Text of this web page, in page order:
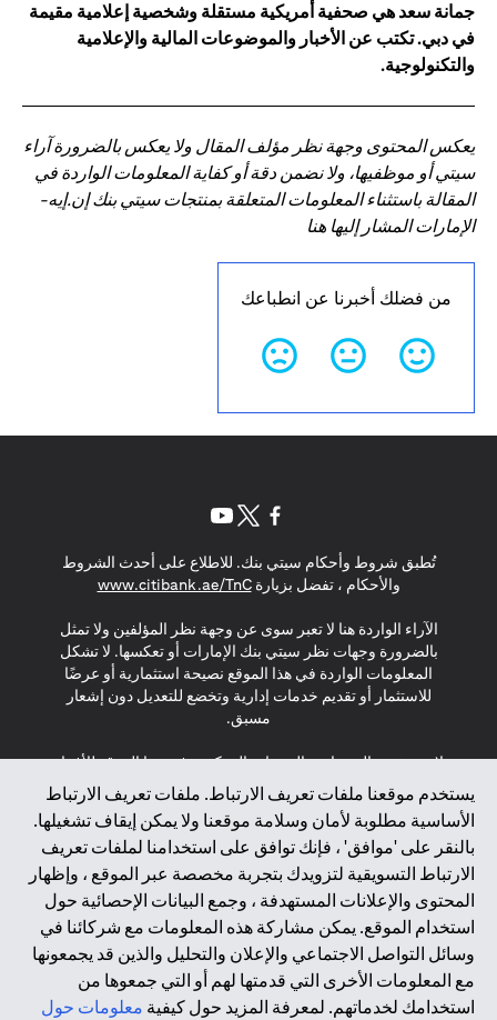
جمانة سعد هي صحفية أمريكية مستقلة وشخصية إعلامية مقيمة
في دبي. تكتب عن الأخبار والموضوعات المالية والإعلامية
والتكنولوجية.
يعكس المحتوى وجهة نظر مؤلف المقال ولا يعكس بالضرورة آراء
سيتي أو موظفيها، ولا نضمن دقة أو كفاية المعلومات الواردة في
المقالة باستثناء المعلومات المتعلقة بمنتجات سيتي بنك إن.إيه-
الإمارات المشار إليها هنا
من فضلك أخبرنا عن انطباعك
يستخدم موقعنا ملفات تعريف الارتباط. ملفات تعريف الارتباط
الأساسية مطلوبة لأمان وسلامة موقعنا ولا يمكن إيقاف تشغيلها.
بالنقر على 'موافق' ، فإنك توافق على استخدامنا لملفات تعريف
الارتباط التسويقية لتزويدك بتجربة مخصصة عبر الموقع ، وإظهار
المحتوى والإعلانات المستهدفة ، وجمع البيانات الإحصائية حول
استخدام الموقع. يمكن مشاركة هذه المعلومات مع شركائنا في
وسائل التواصل الاجتماعي والإعلان والتحليل والذين قد يجمعونها
مع المعلومات الأخرى التي قدمتها لهم أو التي جمعوها من
استخدامك لخدماتهم. لمعرفة المزيد حول كيفية معلومات حول
تُطبق شروط وأحكام سيتي بنك. للاطلاع على أحدث الشروط
والأحكام ، تفضل بزيارةwww.citibank.ae/TnC
(opens in a new tab)
الآراء الواردة هنا لا تعبر سوى عن وجهة نظر المؤلفين ولا تمثل
بالضرورة وجهات نظر سيتي بنك الإمارات أو تعكسها. لا تشكل
المعلومات الواردة في هذا الموقع نصيحة استثمارية أو عرضًا
للاستثمار أو تقديم خدمات إدارية وتخضع للتعديل دون إشعار
مسبق.
لا يتم تقديم المنتجات والخدمات المذكورة في هذا الموقع للأفراد
المقيمين في الاتحاد الأوروبي أو المنطقة الاقتصادية الأوروبية أو
سويسرا أو غيرنسي أو جيرسي أو موناكو أو سان مارينو أو
الفاتيكان أو جزيرة مان أو المملكة المتحدة أو خصوصية البيانات
(لائحة حماية البيانات العامة \ قانون حماية البيانات الشخصية
العامة \ قانون خصوصية نيوزيلندا). المحتوى الموجود في هذه
الصفحة ليس ولا ينبغي تفسيره على أنه عرض أو دعوة أو دعوة
لشراء أو بيع أي من المنتجات والخدمات المذكورة هنا لمثل هؤلاء
الأفراد.
*GDPR – اللائحة العامة لحماية البيانات؛ * LGPD – Lei Geral de
Proteção de Dados Pessoais ; *NZPA – قانون الخصوصية